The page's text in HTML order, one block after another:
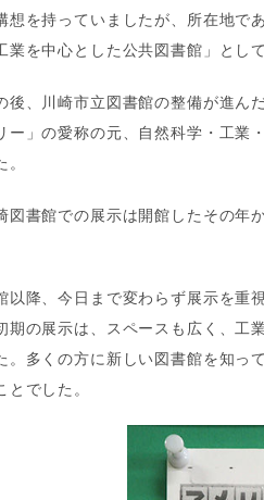
想を持っていましたが、所在地で
業を中心とした公共図書館」とし
後、川崎市立図書館の整備が進ん
ー」の愛称の元、自然科学・工業
。
図書館での展示は開館したその年
以降、今日まで変わらず展示を重
期の展示は、スペースも広く、
。多くの方に新しい図書館を知っ
とでした。